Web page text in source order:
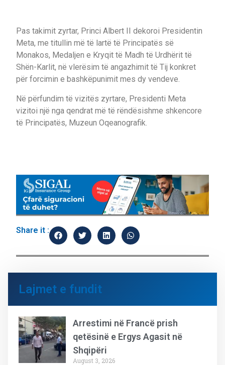
Pas takimit zyrtar, Princi Albert II dekoroi Presidentin
Meta, me titullin më të lartë të Principatës së
Monakos, Medaljen e Kryqit të Madh të Urdhërit të
Shën-Karlit, në vlerësim të angazhimit të Tij konkret
për forcimin e bashkëpunimit mes dy vendeve.
Në përfundim të vizitës zyrtare, Presidenti Meta
vizitoi një nga qendrat më të rëndësishme shkencore
të Principatës, Muzeun Oqeanografik.
Share it :
Lajmet e fundit
Arrestimi në Francë prish
qetësinë e Ergys Agasit në
Shqipëri
August 3, 2026